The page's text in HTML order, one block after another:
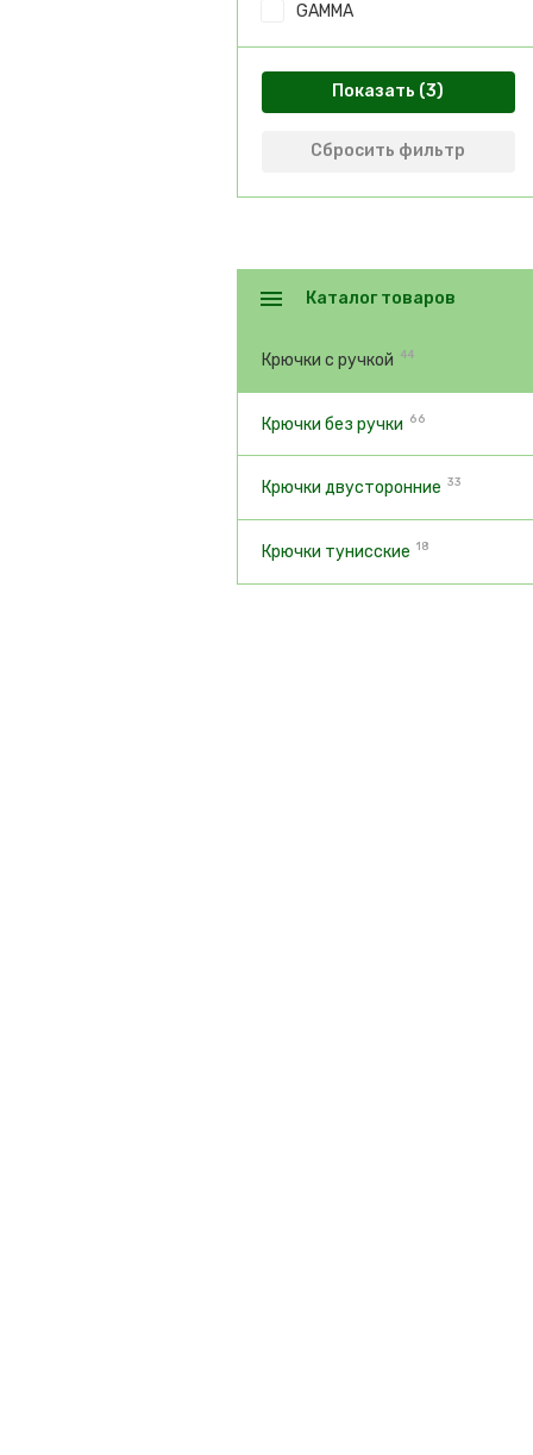
GAMMA
Показать
Сбросить фильтр
Каталог товаров
Крючки с ручкой 44
Крючки без ручки 66
Крючки двусторонние 33
Крючки тунисские 18